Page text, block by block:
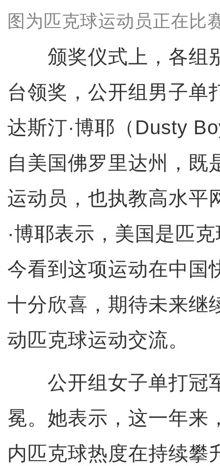
图为匹克球运动员正在比
颁奖仪式上，各组
台领奖，公开组男子单
达斯汀·博耶（Dusty
自美国佛罗里达州，既
运动员，也执教高水平
·博耶表示，美国是匹
今看到这项运动在中国
十分欣喜，期待未来继
动匹克球运动交流。
公开组女子单打冠
冕。她表示，这一年来
内匹克球热度在持续攀